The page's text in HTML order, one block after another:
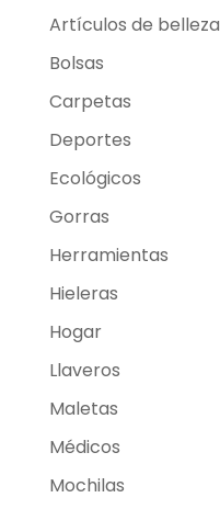
Artículos de belleza
Bolsas
Carpetas
Deportes
Ecológicos
Gorras
Herramientas
Hieleras
Hogar
Llaveros
Maletas
Médicos
Mochilas